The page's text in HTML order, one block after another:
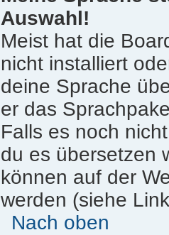
Auswahl!
Meist hat die
nicht installiert
deine Sprache
er das
Falls es noch
du es übersetzen
können auf der
werden (siehe
Nach oben